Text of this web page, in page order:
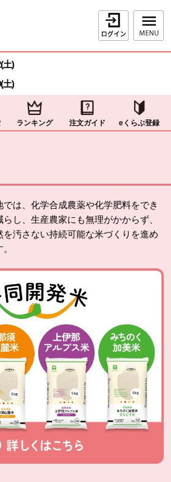
ログイン
ューです。
キップする
土)
土)
ランキング 注文ガイド eくらぶ登録
では、化学合成農薬や化学肥料をでき
らし、生産農家にも無理がかからず、
を汚さない持続可能な米づくりを進め